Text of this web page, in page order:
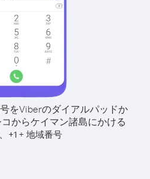
をViberのダイアルパッドか
コからケイマン諸島にかける
+1 + 地域番号